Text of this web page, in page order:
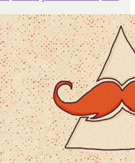
2022-2025
Tuerto 2022-2025
Tuerto 1990-1994